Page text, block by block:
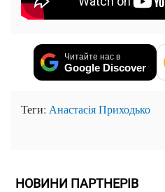
Читайте нас в
Google Discover
Теги: Анастасія Приходько
НОВИНИ ПАРТНЕРІВ